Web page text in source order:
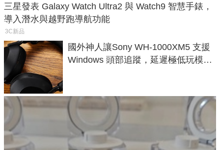
三星發表 Galaxy Watch Ultra2 與 Watch9 智慧手錶，
導入潛水與越野跑導航功能
3C新品
國外神人讓Sony WH-1000XM5 支援
Windows 頭部追蹤，延遲極低玩模擬